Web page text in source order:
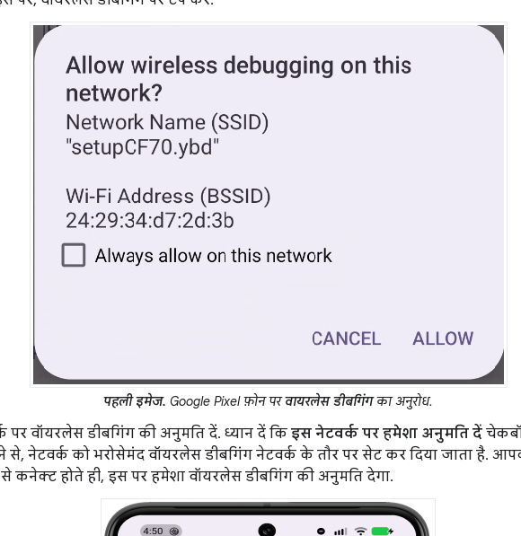
पहली इमेज. Google Pixel फ़ोन परवायरलेस डीबगिंगका अनुरोध.
पर वॉयरलेस डीबगिंग की अनुमति दें. ध्यान दें कि इस नेटवर्क पर हमेशा अनुमति दें
नेटवर्क को भरोसेमंद वॉयरलेस डीबगिंग नेटवर्क के तौर पर सेट कर दिया जाता है.
कनेक्ट होते ही, इस पर हमेशा वॉयरलेस डीबगिंग की अनुमति देगा.